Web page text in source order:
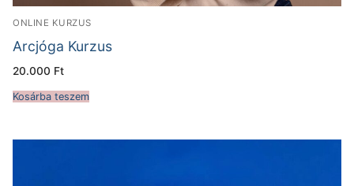
ONLINE KURZUS
Arcjóga Kurzus
20.000 Ft
Kosárba teszem